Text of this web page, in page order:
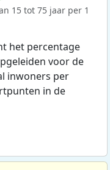
15 tot 75 jaar per 1
het percentage
voor de
inwoners per
in de